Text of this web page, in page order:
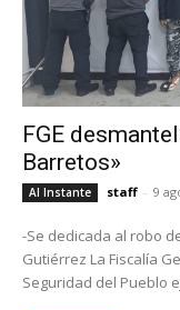
FGE
Barretos»
Al Instante staff - 9
-Se dedicada al robo
Gutiérrez La Fiscalía General del Estado y la Secretaría de
Seguridad del Pueblo